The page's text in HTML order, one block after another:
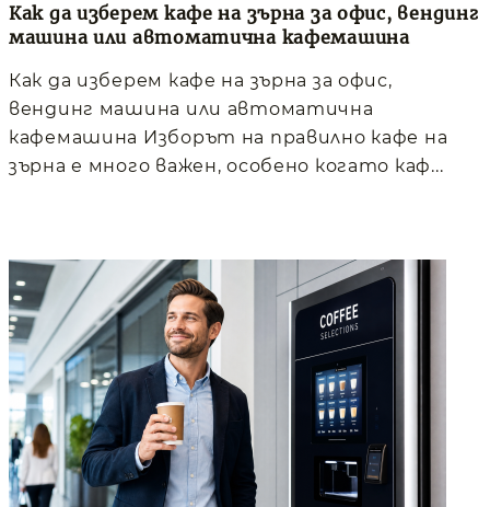
Как да изберем кафе на зърна за офис, вендинг
машина или автоматична кафемашина
Как да изберем кафе на зърна за офис,
вендинг машина или автоматична
кафемашина Изборът на правилно кафе на
зърна е много важен, особено когато каф...